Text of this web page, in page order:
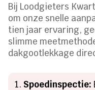
Bij Loodgieters
om onze snelle
tien jaar ervaring,
slimme
dakgootlekkage
Spoedinspectie: